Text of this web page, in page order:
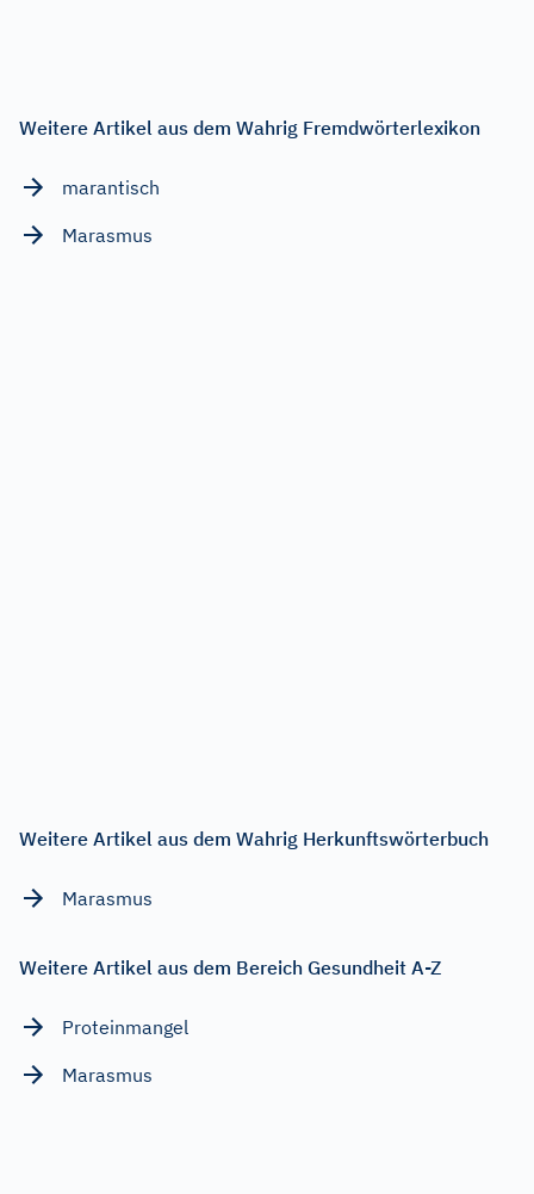
Weitere Artikel aus dem Wahrig Fremdwörterlexikon
marantisch
Marasmus
Weitere Artikel aus dem Wahrig Herkunftswörterbuch
Marasmus
Weitere Artikel aus dem Bereich Gesundheit A-Z
Proteinmangel
Marasmus